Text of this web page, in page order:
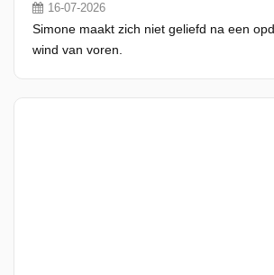
16-07-2026
Simone maakt zich niet geliefd na een
wind van voren.